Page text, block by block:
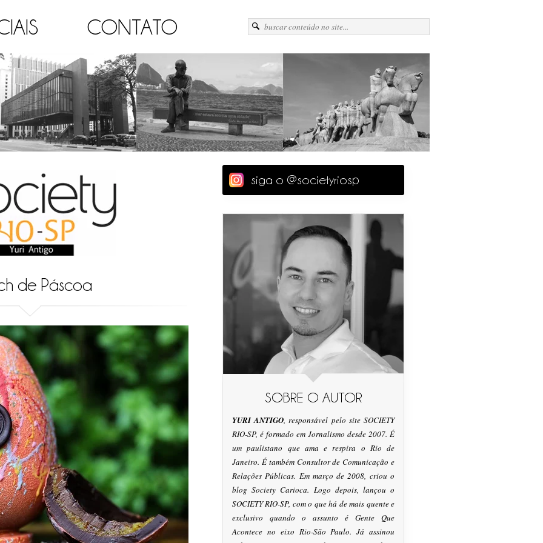
CONTATO
de Páscoa
siga o @societyriosp
SOBRE O AUTOR
YURI ANTIGO, responsável pelo site SOCIETY
RIO-SP, é formado em Jornalismo desde 2007. É
um paulistano que ama e respira o Rio de
Janeiro. É também Consultor de Comunicação e
Relações Públicas. Em março de 2008, criou o
blog Society Carioca. Logo depois, lançou o
SOCIETY RIO-SP, com o que há de mais quente e
exclusivo quando o assunto é Gente Que
Acontece no eixo Rio-São Paulo. Já assinou